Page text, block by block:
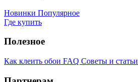
Новинки Популярное
Где купить
Полезное
Как клеить обои FAQ Советы и статьи